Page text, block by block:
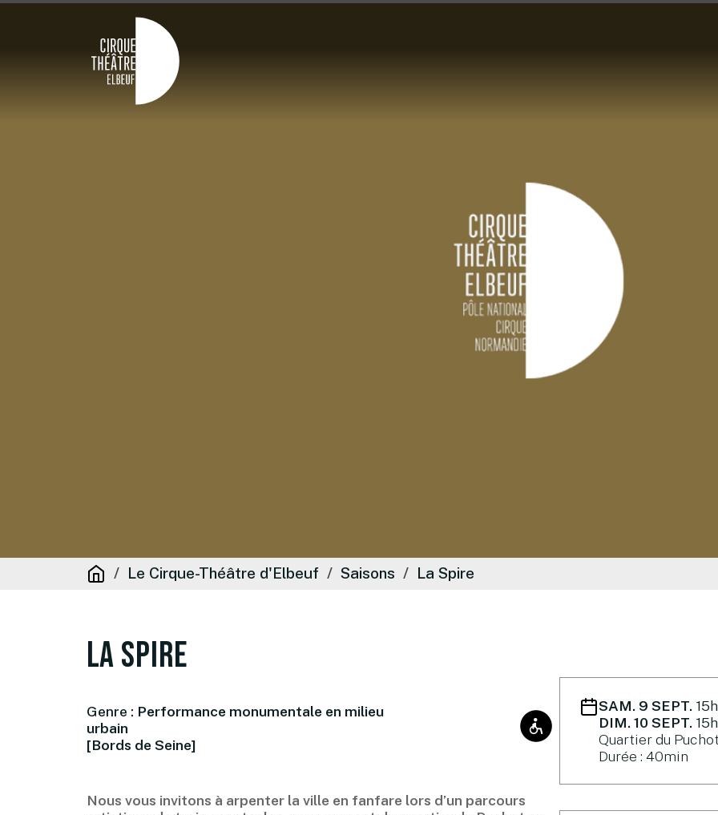
Le Cirque-Théâtre d'Elbeuf Saisons La Spire
La Spire
Genre : Performance monumentale en milieu
urbain
[Bords de Seine]
Nous vous invitons à arpenter la ville en fanfare lors d’un parcours
SAM. 9 SEPT.
DIM. 10 SEPT.
Quartier du
Durée : 40min